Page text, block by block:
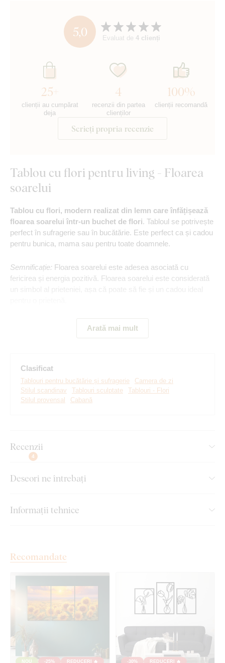
5,0 Evaluat de 4 clienți
25+
clienții au cumpărat
deja
4
recenzii din partea
clienților
100%
clienții recomandă
Scrieți propria recenzie
Tablou cu flori pentru living - Floarea
soarelui
Tablou cu flori, modern realizat din lemn care înfățișează
floarea soarelui într-un buchet de flori. Tabloul se potrivește
perfect în sufragerie sau în bucătărie. Este perfect ca și cadou
pentru bunica, mama sau pentru toate doamnele.
Semnificație: Floarea soarelui este adesea asociată cu
fericirea și energia pozitivă. Floarea soarelui este considerată
Tabloul este din două straturi
Conferă un efect 3D
lemn sunt lipite ferm și creează o combinație frumoasă de
culori. Stratul inferior este întotdeauna în decor „Alb”, iar
decorul stratului superior al tabloului îl puteți alege D-voastră.
Arată mai mult
Clasificat
Tablouri pentru bucătărie și sufragerie
Camera de zi
Stilul scandinav
Tablouri sculptate
Tablouri - Flori
Stilul provensal
Cabană
Recenzii
4
Deseori ne întrebați
Informații tehnice
Recomandate
NOU -25% REDUCERI 🔥 -30% REDUCERI 🔥